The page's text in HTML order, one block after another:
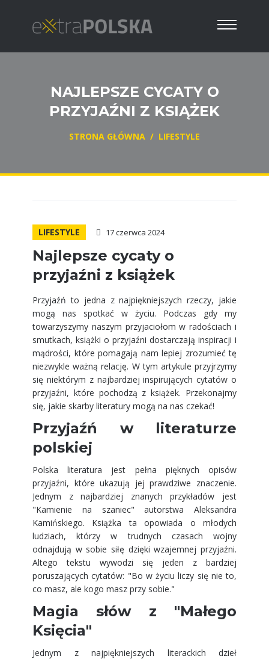
NAJLEPSZE CYCATY O
PRZYJAŹNI Z KSIĄŻEK
STRONA GŁÓWNA / LIFESTYLE
LIFESTYLE 17 czerwca 2024
Najlepsze cycaty o
przyjaźni z książek
Przyjaźń to jedna z najpiękniejszych rzeczy, jakie
mogą nas spotkać w życiu. Podczas gdy my
towarzyszymy naszym przyjaciołom w radościach i
smutkach, książki o przyjaźni dostarczają inspiracji i
mądrości, które pomagają nam lepiej zrozumieć tę
niezwykle ważną relację. W tym artykule przyjrzymy
się niektórym z najbardziej inspirujących cytatów o
przyjaźni, które pochodzą z książek. Przekonajmy
się, jakie skarby literatury mogą na nas czekać!
Przyjaźń w literaturze
polskiej
Polska literatura jest pełna pięknych opisów
przyjaźni, które ukazują jej prawdziwe znaczenie.
Jednym z najbardziej znanych przykładów jest
"Kamienie na szaniec" autorstwa Aleksandra
Kamińskiego. Książka ta opowiada o młodych
ludziach, którzy w trudnych czasach wojny
odnajdują w sobie siłę dzięki wzajemnej przyjaźni.
Altego tekstu wywodzi się jeden z bardziej
poruszających cytatów: "Bo w życiu liczy się nie to,
co masz, ale kogo masz przy sobie."
Magia słów z "Małego
Księcia"
Jednym z najpiękniejszych literackich dzieł